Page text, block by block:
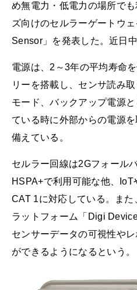
め無電力・低電力の場所で
ズ向けのセルラーゲートウ
Sensor」を発表した。近日
電源は、2～3年の平均寿命
リーを搭載し、センサ読み
モード、バックアップ電源
ている時に外部からの電源
備えている。
セルラー回線は2Gフォール
HSPA+で利用可能な他、
CAT 1に対応している。ま
ラットフォーム「Digi
センサーデータの可視性や
ができるようになるという。